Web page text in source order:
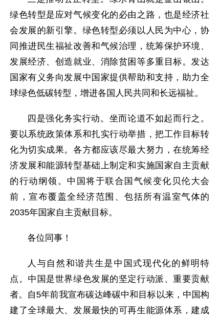
绿色转型是应对气候变化的必由之路，也是经济社
会发展的新引擎。绿色转型必须以人民为中心，协
同推进民生福祉改善和气候治理，统筹保护环境、
发展经济、创造就业、消除贫困等多重目标。发达
国家有义务向发展中国家提供帮助和支持，助力全
球绿色低碳转型，增进各国人民共同和长远福祉。
四是强化务实行动。坐而论道不如起而行之。
要以系统政策体系和扎实行动举措，把工作目标转
化为切实成果。各方都应该尽最大努力，在统筹经
济发展和能源转型基础上制定和实施国家自主贡献
的行动纲领。中国将于联合国气候变化贝伦大会
前，宣布覆盖全经济范围、包括所有温室气体的
2035年国家自主贡献目标。
各位同事！
人与自然和谐共生是中国式现代化的鲜明特
点。中国是世界绿色发展的坚定行动派、重要贡献
者。自5年前我宣布碳达峰碳中和目标以来，中国构
建了全球最大、发展最快的可再生能源体系，建成